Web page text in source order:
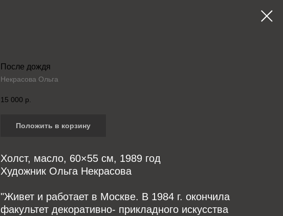
После дождя
Некрасова Ольга
15 000 р.
Положить в корзину
Холст, масло, 60×55 см, 1989 год
Художник Ольга Некрасова
"Живет и работает в Москве. В 1984 г. окончила
факультет декоративно- прикладного искусства